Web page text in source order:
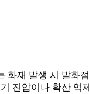
화재 발생 시 발화
진압이나 확산 억